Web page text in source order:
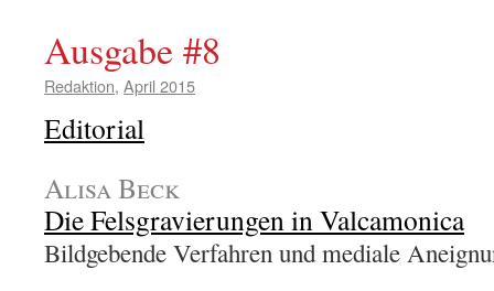
Ausgabe #8
Redaktion, April 2015
Editorial
Alisa Beck
Die Felsgravierungen in Valcamonica
Bildgebende Verfahren und mediale